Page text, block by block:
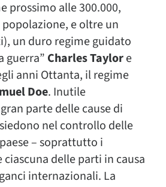
prossimo alle 300.000,
e oltre un
un duro regime guidato
guerra” Charles Taylore
anni Ottanta, il regime
Doe. Inutile
parte delle cause di
nel controllo delle
– soprattutto i
ciascuna delle parti in causa
internazionali. La